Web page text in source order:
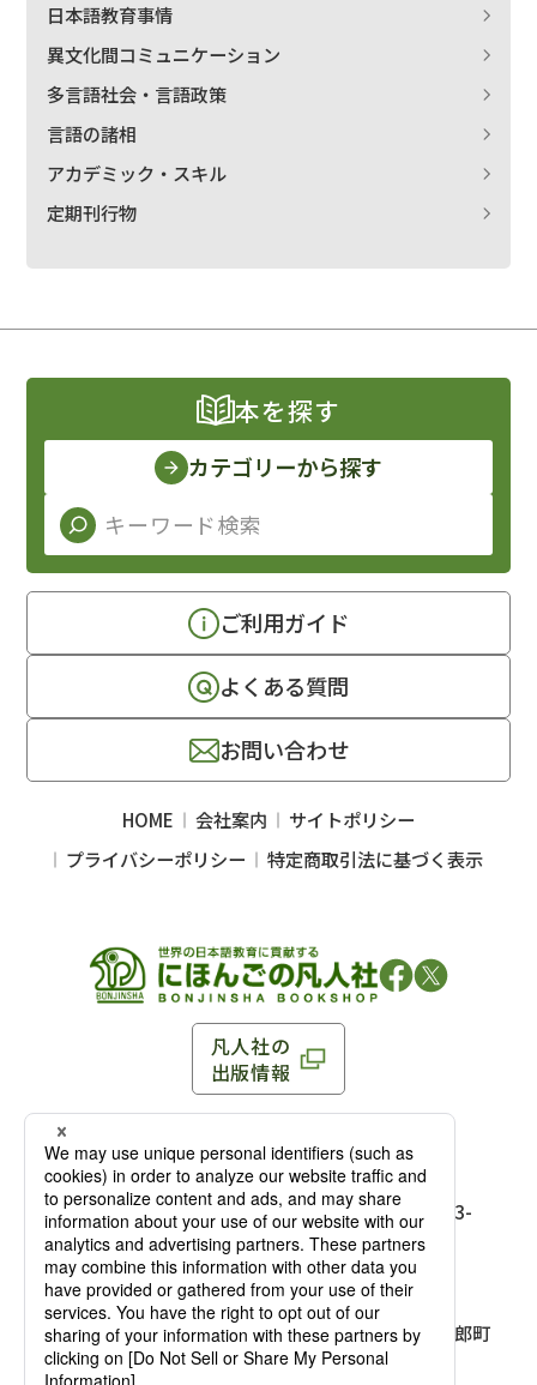
日本語教育事情
異文化間コミュニケーション
多言語社会・言語政策
言語の諸相
アカデミック・スキル
定期刊行物
凡人社の
出版情報
〒102-0093 東京都千代田区平河町 1-3-13 8F
TEL：03-3263-3959／FAX：03-3263-3116
麹町店
〒102-0093 東京都千代田区平河町1-3-
13 8F［アクセス］
TEL：03-3239-8673／FAX：03-3263-
3116
〒541-0056 大阪府大阪市中央区久太郎町
4-2-10
本を探す
カテゴリーから探す
ご利用ガイド
よくある質問
お問い合わせ
HOME 会社案内
サイトポリシー
プライバシーポリシー
特定商取引法に基づく表示